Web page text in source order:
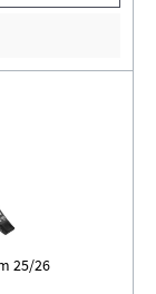
25/26